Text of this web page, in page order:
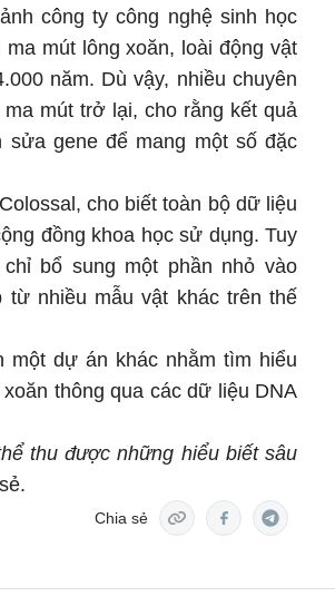
công ty công nghệ sinh học
mút lông xoăn, loài động vật
năm. Dù vậy, nhiều chuyên
mút trở lại, cho rằng kết quả
gene để mang một số đặc
cho biết toàn bộ dữ liệu
đồng khoa học sử dụng. Tuy
bổ sung một phần nhỏ vào
nhiều mẫu vật khác trên thế
một dự án khác nhằm tìm hiểu
thông qua các dữ liệu DNA
thu được những hiểu biết sâu
Chia sẻ